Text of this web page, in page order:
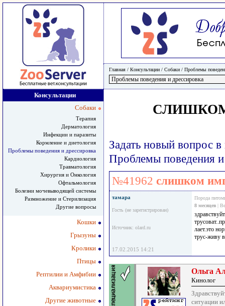
Главная / Консультации / Собаки / Проблемы
Консультации
Собаки
Терапия
Дерматология
Инфекции и паразиты
Кормление и диетология
Проблемы поведения и дрессировка
Кардиология
Травматология
Хирургия и Онкология
Офтальмология
Болезни мочевыводящей системы
Размножение и Стерилизация
Другие вопросы
Кошки
Грызуны
Кролики
Птицы
Рептилии и Амфибии
Аквариумистика
Другие животные
Задать новый вопрос
Проблемы поведения и
№41962 слишком
тамара
Гость (не зарегистрирован)
Источник: olard.ru
Порода
8 месяцев |
лает.это
трус-живу
17.02.2015 14:21
Ольга
Кинолог
ситуации